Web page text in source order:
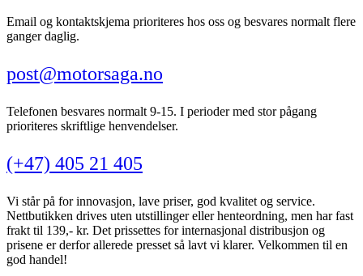
Email og kontaktskjema prioriteres hos oss og besvares normalt flere
ganger daglig.
post@motorsaga.no
Telefonen besvares normalt 9-15. I perioder med stor pågang
prioriteres skriftlige henvendelser.
(+47) 405 21 405
Vi står på for innovasjon, lave priser, god kvalitet og service.
Nettbutikken drives uten utstillinger eller henteordning, men har fast
frakt til 139,- kr. Det prissettes for internasjonal distribusjon og
prisene er derfor allerede presset så lavt vi klarer. Velkommen til en
god handel!